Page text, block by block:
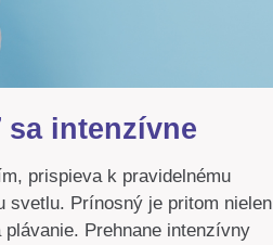
intenzívne
prispieva k pravidelnému
svetlu. Prínosný je pritom nielen
Prehnane intenzívny